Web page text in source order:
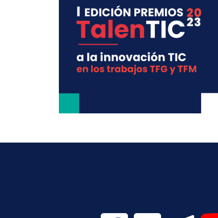
Facebook Digital UVa (se
Twitter Digital